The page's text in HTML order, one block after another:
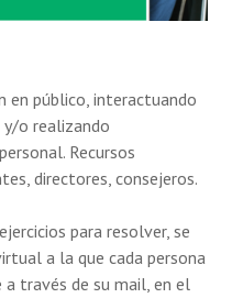
en público, interactuando
y/o realizando
Recursos
directores, consejeros.
para resolver, se
a la que cada persona
a través de su mail, en el